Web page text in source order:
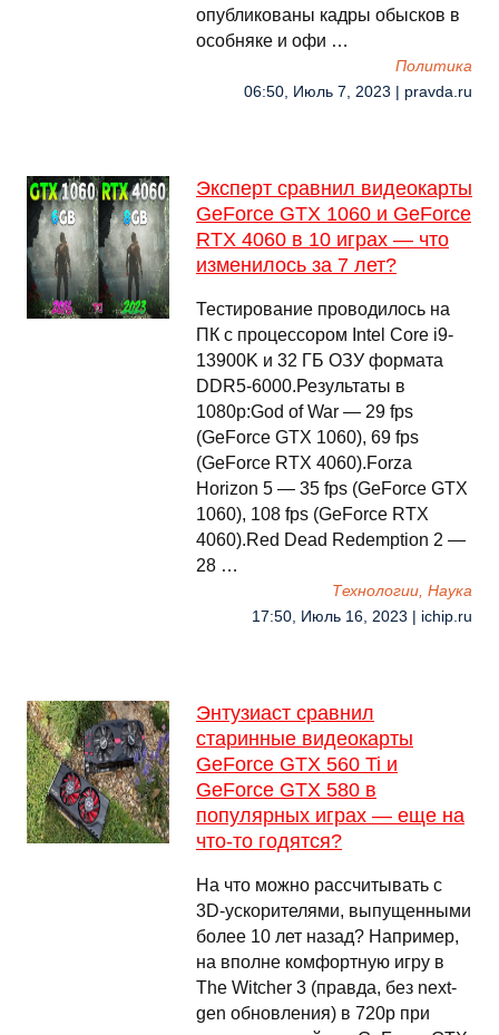
опубликованы кадры обысков в
особняке и офи …
Политика
06:50, Июль 7, 2023 | pravda.ru
Эксперт сравнил видеокарты
GeForce GTX 1060 и GeForce
RTX 4060 в 10 играх — что
изменилось за 7 лет?
Тестирование проводилось на
ПК с процессором Intel Core i9-
13900K и 32 ГБ ОЗУ формата
DDR5-6000.Результаты в
1080p:God of War — 29 fps
(GeForce GTX 1060), 69 fps
(GeForce RTX 4060).Forza
Horizon 5 — 35 fps (GeForce GTX
1060), 108 fps (GeForce RTX
4060).Red Dead Redemption 2 —
28 …
Технологии, Наука
17:50, Июль 16, 2023 | ichip.ru
Энтузиаст сравнил
старинные видеокарты
GeForce GTX 560 Ti и
GeForce GTX 580 в
популярных играх — еще на
что-то годятся?
На что можно рассчитывать с
3D-ускорителями, выпущенными
более 10 лет назад? Например,
на вполне комфортную игру в
The Witcher 3 (правда, без next-
gen обновления) в 720p при